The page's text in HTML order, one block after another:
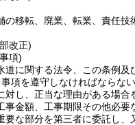
の移転、廃業、転業、責任
改正)
項)
道に関する法令、この条例及
項を遵守しなければならない
対し、正当な理由がある場合
事金額、工事期限その他必要
要な部分を第三者に委託し、